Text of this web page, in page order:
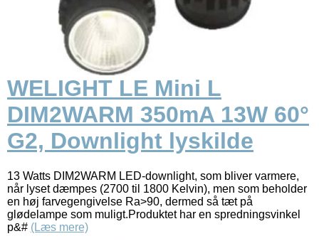
WELIGHT LE Mini L
DIM2WARM 350mA 13W 60°
G2, Downlight lyskilde
13 Watts DIM2WARM LED-downlight, som bliver varmere,
når lyset dæmpes (2700 til 1800 Kelvin), men som beholder
en høj farvegengivelse Ra>90, dermed så tæt på
glødelampe som muligt.Produktet har en spredningsvinkel
p&# (Læs mere)